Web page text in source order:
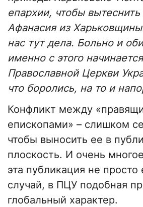
епархии, чтобы
Афанасия из
нас тут дела. Больно и
именно с этого
Православной Церкви
что боролись, на то и
Конфликт между
епископами» – слишком
чтобы выносить ее в
плоскость. И очень
эта публикация не
случай, в ПЦУ подобная
глобальный характер.